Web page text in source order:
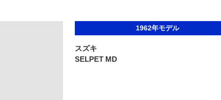
1962年モデル
スズキ
SELPET MD